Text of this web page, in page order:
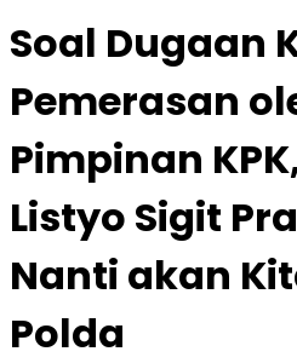
Soal Dugaan
Pemerasan
Pimpinan
Listyo Sigit
Nanti akan
Polda